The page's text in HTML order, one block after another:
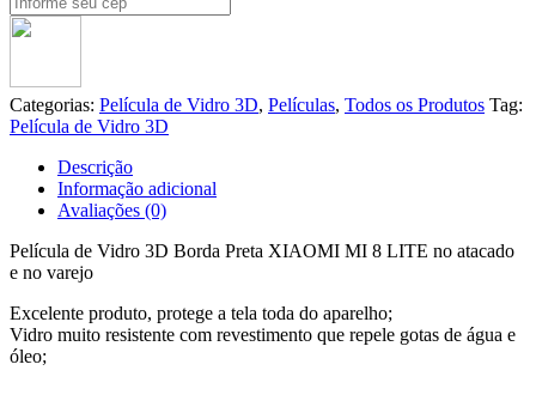
Categorias: Película de Vidro 3D, Películas, Todos os Produtos Tag:
Película de Vidro 3D
Descrição
Informação adicional
Avaliações (0)
Película de Vidro 3D Borda Preta XIAOMI MI 8 LITE no atacado
e no varejo
Excelente produto, protege a tela toda do aparelho;
Vidro muito resistente com revestimento que repele gotas de água e
óleo;